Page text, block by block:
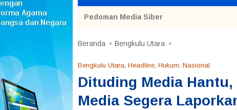
Pedoman Media Siber
Beranda Bengkulu Utara
Bengkulu Utara, Headline, Hukum, Nasional
Dituding Media
Media Segera